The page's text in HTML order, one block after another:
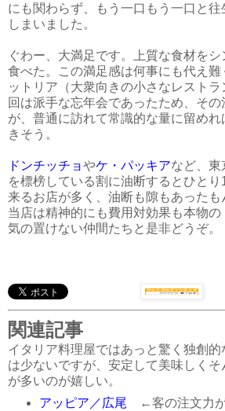
にも関わらず、もう一口もう一口と
しまいました。
ぐわー、大満足です。上質な食材を
食べた。この満足感は何事にも代え難
ットリア（大衆向きの小さなレスト
回は派手な忘年会であったため、そ
が、普通に訪れて常識的な量に留め
きそう。
ドンチッチョやケ・パッキアなど、東
を標榜している割に油断するとひと
来るお店が多く、油断も隙もあったも
当店は精神的にも費用対効果も本物の
気の置けない仲間たちと是非どうぞ。
関連記事
イタリア料理屋ではあっと驚く独創的
は少ないですが、安定して美味しくそ
が多いのが嬉しい。
アッピア／広尾 ←客の注文力